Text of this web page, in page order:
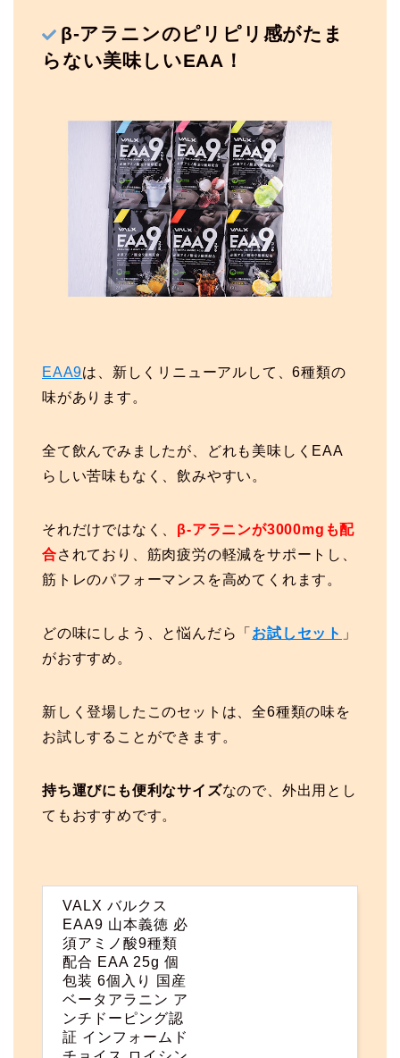
β-アラニンのピリピリ感がたま
らない美味しいEAA！
EAA9は、新しくリニューアルして、6種類の
味があります。
全て飲んでみましたが、どれも美味しくEAA
らしい苦味もなく、飲みやすい。
それだけではなく、 β-アラニンが3000mgも配
合されており、筋肉疲労の軽減をサポートし、
筋トレのパフォーマンスを高めてくれます。
どの味にしよう、と悩んだら「 お試しセット 」
がおすすめ。
新しく登場したこのセットは、全6種類の味を
お試しすることができます。
持ち運びにも便利なサイズなので、外出用とし
てもおすすめです。
VALX バルクス
EAA9 山本義徳 必
須アミノ酸9種類
配合 EAA 25g 個
包装 6個入り 国産
ベータアラニン ア
ンチドーピング認
証 インフォームド